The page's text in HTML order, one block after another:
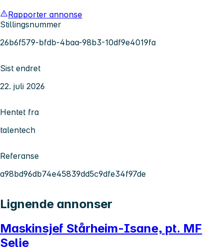
Rapporter annonse
Stillingsnummer
26b6f579-bfdb-4baa-98b3-10df9e4019fa
Sist endret
22. juli 2026
Hentet fra
talentech
Referanse
a98bd96db74e45839dd5c9dfe34f97de
Lignende annonser
Maskinsjef Stårheim-Isane, pt. MF
Selje